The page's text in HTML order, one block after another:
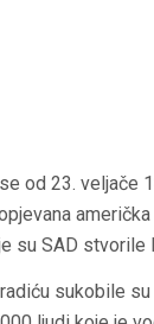
od 23. veljače
su SAD stvorile
sukobile